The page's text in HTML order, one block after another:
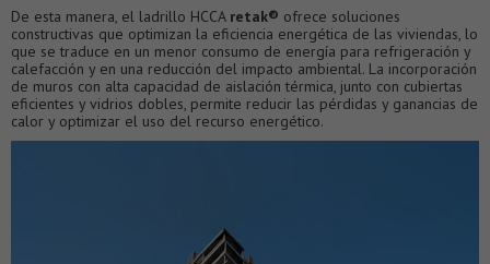
De esta manera, el ladrillo HCCA retak® ofrece soluciones
constructivas que optimizan la eficiencia energética de las viviendas, lo
que se traduce en un menor consumo de energía para refrigeración y
calefacción y en una reducción del impacto ambiental. La incorporación
de muros con alta capacidad de aislación térmica, junto con cubiertas
eficientes y vidrios dobles, permite reducir las pérdidas y ganancias de
calor y optimizar el uso del recurso energético.